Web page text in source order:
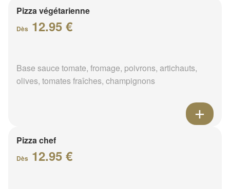
Pizza végétarienne
Dès 12.95 €
Base sauce tomate, fromage, poivrons, artichauts,
olives, tomates fraîches, champignons
Pizza chef
Dès 12.95 €